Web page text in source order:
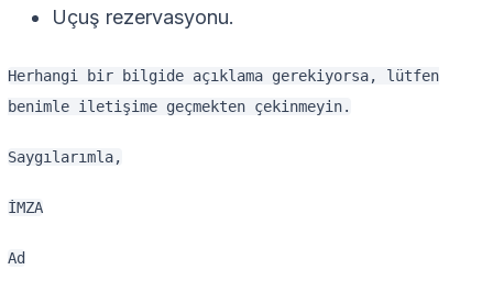
Uçuş rezervasyonu.
Herhangi bir bilgide açıklama gerekiyorsa, lütfen
benimle iletişime geçmekten çekinmeyin.
Saygılarımla,
İMZA
Ad